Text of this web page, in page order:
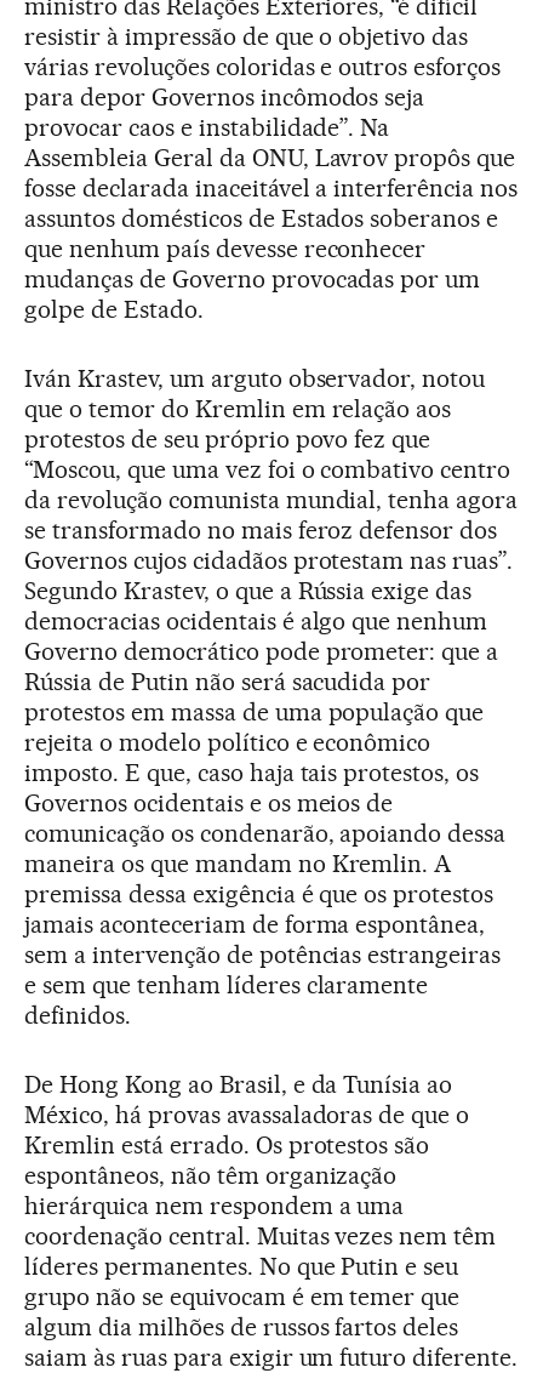
ministro das Relações Exteriores, “é difícil
resistir à impressão de que o objetivo das
várias revoluções coloridas e outros esforços
para depor Governos incômodos seja
provocar caos e instabilidade”. Na
Assembleia Geral da ONU, Lavrov propôs que
fosse declarada inaceitável a interferência nos
assuntos domésticos de Estados soberanos e
que nenhum país devesse reconhecer
mudanças de Governo provocadas por um
golpe de Estado.
Iván Krastev, um arguto observador, notou
que o temor do Kremlin em relação aos
protestos de seu próprio povo fez que
“Moscou, que uma vez foi o combativo centro
da revolução comunista mundial, tenha agora
se transformado no mais feroz defensor dos
Governos cujos cidadãos protestam nas ruas”.
Segundo Krastev, o que a Rússia exige das
democracias ocidentais é algo que nenhum
Governo democrático pode prometer: que a
Rússia de Putin não será sacudida por
protestos em massa de uma população que
rejeita o modelo político e econômico
imposto. E que, caso haja tais protestos, os
Governos ocidentais e os meios de
comunicação os condenarão, apoiando dessa
maneira os que mandam no Kremlin. A
premissa dessa exigência é que os protestos
jamais aconteceriam de forma espontânea,
sem a intervenção de potências estrangeiras
e sem que tenham líderes claramente
definidos.
De Hong Kong ao Brasil, e da Tunísia ao
México, há provas avassaladoras de que o
Kremlin está errado. Os protestos são
espontâneos, não têm organização
hierárquica nem respondem a uma
coordenação central. Muitas vezes nem têm
líderes permanentes. No que Putin e seu
grupo não se equivocam é em temer que
algum dia milhões de russos fartos deles
saiam às ruas para exigir um futuro diferente.